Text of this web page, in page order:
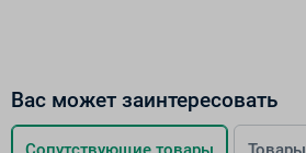
Вас может заинтересовать